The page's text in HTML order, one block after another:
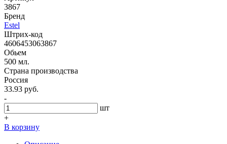
3867
Бренд
Estel
Штрих-код
4606453063867
Обьем
500 мл.
Страна производства
Россия
33.93 руб.
-
шт
+
В корзину